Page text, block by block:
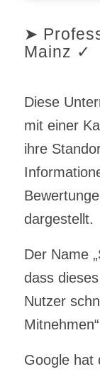
➤
Mainz ✓
Diese
mit einer
ihre
dargestellt.
Der Name
dass
Nutzer
Google hat